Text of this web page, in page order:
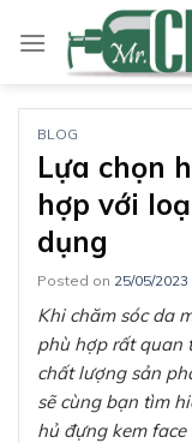
BLOG
Lựa chọn
hợp với
dụng
Posted on 25/05/2023
Khi chăm sóc da
phù hợp rất quan
chất lượng sản
sẽ cùng bạn tìm
hủ đựng kem